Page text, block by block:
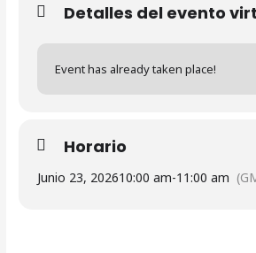
Detalles del evento
Event has already taken place!
Horario
Junio 23, 202610:00 am-11:00 am